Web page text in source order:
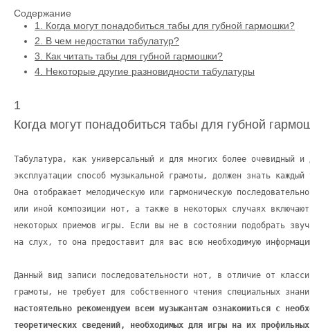
Содержание
1.
Когда могут понадобиться табы для губной гармошки?
2.
В чем недостатки табулатур?
3.
Как читать табы для губной гармошки?
4. Некоторые другие разновидности табулатуры
1
Когда могут понадобиться табы для губной
Табулатура, как универсальный и для многих более очевидный и
эксплуатации способ музыкальной грамоты, должен знать
Она отображает мелодическую или гармоническую
или иной композиции нот, а также в некоторых случаях
некоторых приемов игры. Если вы не в состоянии подобрать
на слух, то она предоставит для вас всю необходимую
Данный вид записи последовательности нот, в отличие от
грамоты, не требует для собственного чтения специальных
настоятельно рекомендуем всем музыкантам ознакомиться с
теоретических сведений, необходимых для игры на их